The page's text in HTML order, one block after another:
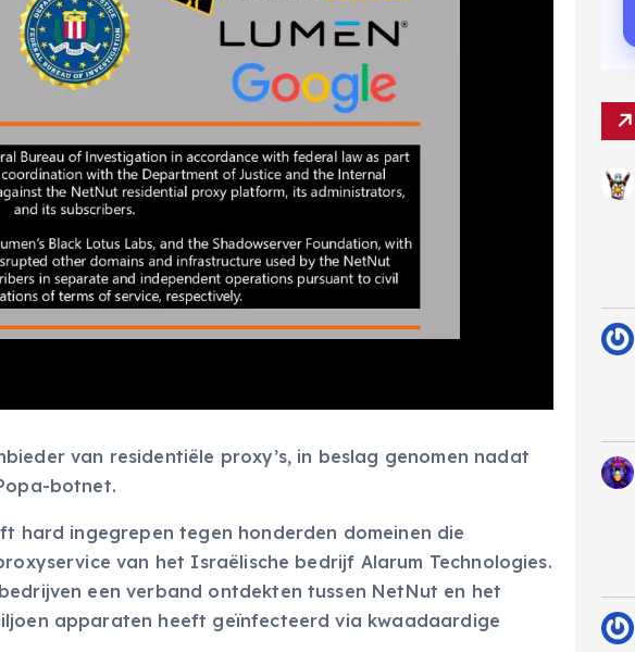
van residentiële proxy’s, in beslag genomen nadat
botnet.
hard ingegrepen tegen honderden domeinen die
van het Israëlische bedrijf Alarum Technologies.
een verband ontdekten tussen NetNut en het
apparaten heeft geïnfecteerd via kwaadaardige